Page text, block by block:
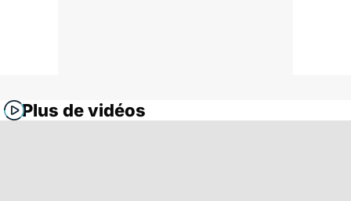
Plus de vidéos